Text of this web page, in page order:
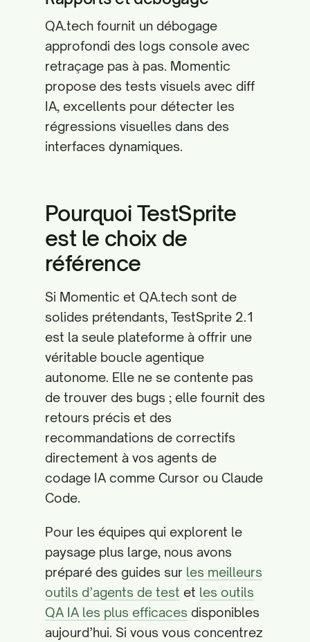
QA.tech fournit un débogage
approfondi des logs console avec
retraçage pas à pas. Momentic
propose des tests visuels avec diff
IA, excellents pour détecter les
régressions visuelles dans des
interfaces dynamiques.
Pourquoi TestSprite
est le choix de
référence
Si Momentic et QA.tech sont de
solides prétendants, TestSprite 2.1
est la seule plateforme à offrir une
véritable boucle agentique
autonome. Elle ne se contente pas
de trouver des bugs ; elle fournit des
retours précis et des
recommandations de correctifs
directement à vos agents de
codage IA comme Cursor ou Claude
Code.
Pour les équipes qui explorent le
paysage plus large, nous avons
préparé des guides sur les meilleurs
outils d’agents de test et les outils
QA IA les plus efficaces disponibles
aujourd’hui. Si vous vous concentrez